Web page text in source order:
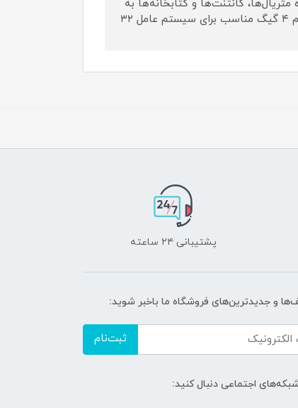
کانتنت‌ها و کتابخانه‌ها به
همراه فیلم مراحل آموزشی نصب حداقل سیستم مورد نیاز پردازنده دوهسته و رم ۴ گیگ مناسب برای سیستم عامل ۳۲
پشتیبانی ۲۴ ساعته
و جدیدترین‌های فروشگاه ما باخبر شوید:
ثبت‌نام
شبکه‌های اجتماعی دنبال کنید: